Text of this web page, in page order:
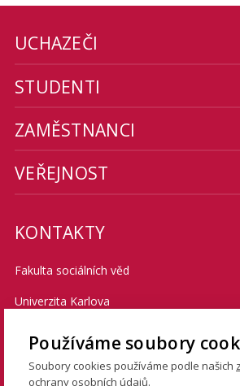
UCHAZEČI
STUDENTI
ZAMĚSTNANCI
VEŘEJNOST
KONTAKTY
Fakulta sociálních věd
Univerzita Karlova
Smetanovo nábřeží 6
Praha 1 110 01
Používáme soubory
Soubory cookies používáme podle našich
ochrany osobních údajů.